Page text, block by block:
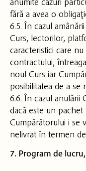
fără a avea o
6.5. În cazul
Curs, lectorilor,
caracteristici care
contractului,
noul Curs iar
posibilitatea de a se
6.6. În cazul anulării
dacă este un
Cumpărătorului i se
nelivrat în termen
7. Program de